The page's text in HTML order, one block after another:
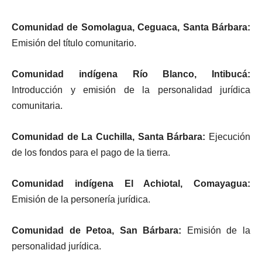
Comunidad de Somolagua, Ceguaca, Santa Bárbara:
Emisión del título comunitario.
Comunidad indígena Río Blanco, Intibucá:
Introducción y emisión de la personalidad jurídica
comunitaria.
Comunidad de La Cuchilla, Santa Bárbara: Ejecución
de los fondos para el pago de la tierra.
Comunidad indígena El Achiotal, Comayagua:
Emisión de la personería jurídica.
Comunidad de Petoa, San Bárbara: Emisión de la
personalidad jurídica.